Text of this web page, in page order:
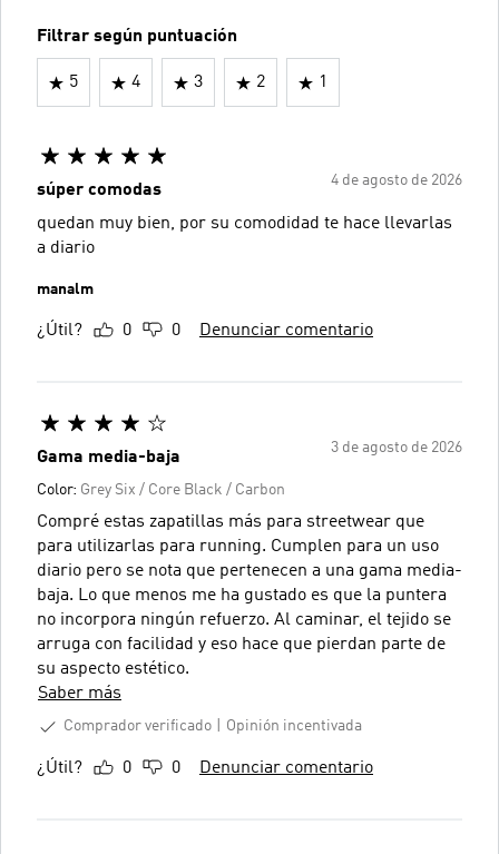
Filtrar según puntuación
5 4 3 2 1
4 de agosto de 2026
súper comodas
quedan muy bien, por su comodidad te hace llevarlas
a diario
manalm
¿Útil? 0 0 Denunciar comentario
3 de agosto de 2026
Gama media-baja
Color: Grey Six / Core Black / Carbon
Compré estas zapatillas más para streetwear que
para utilizarlas para running. Cumplen para un uso
diario pero se nota que pertenecen a una gama media-
baja. Lo que menos me ha gustado es que la puntera
no incorpora ningún refuerzo. Al caminar, el tejido se
arruga con facilidad y eso hace que pierdan parte de
su aspecto estético.
Saber más
Comprador verificado Opinión incentivada
¿Útil? 0 0 Denunciar comentario